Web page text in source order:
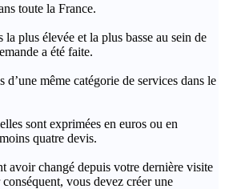
toute la France.
plus élevée et la plus basse au sein de
a été faite.
même catégorie de services dans le
sont exprimées en euros ou en
quatre devis.
avoir changé depuis votre dernière visite
vous devez créer une